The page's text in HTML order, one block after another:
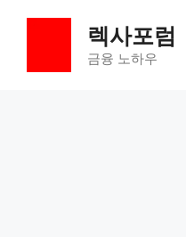
렉사포럼
금융 노하우